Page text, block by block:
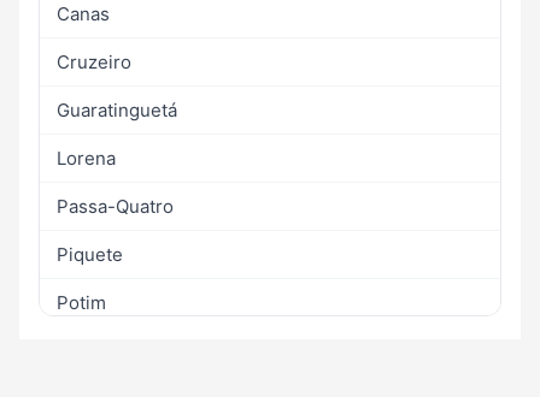
Canas
Cruzeiro
Guaratinguetá
Lorena
Passa-Quatro
Piquete
Potim